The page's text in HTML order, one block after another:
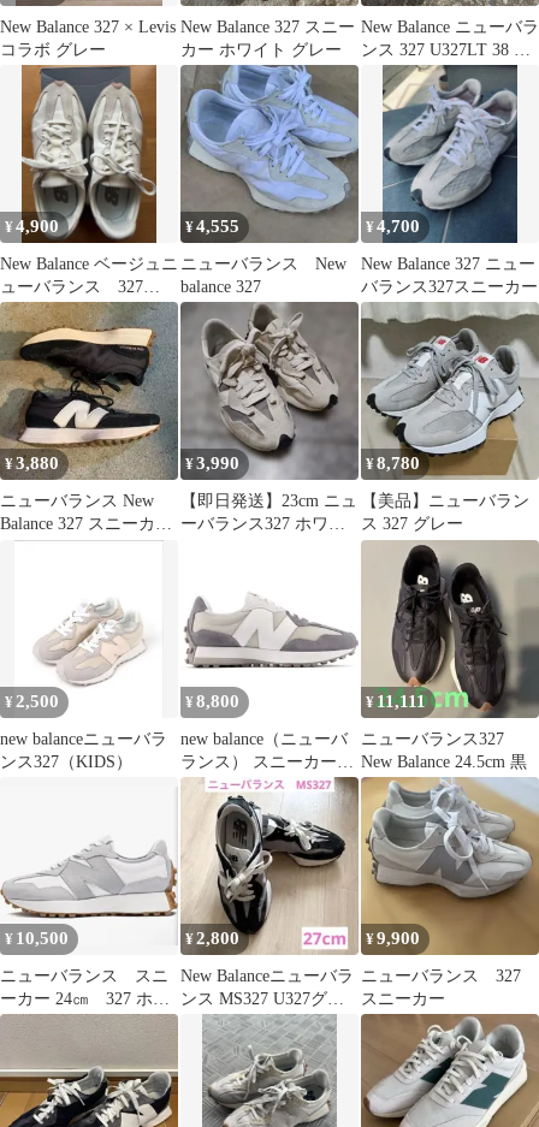
New Balance 327 × Levis
コラボ グレー
New Balance 327 スニー
カー ホワイト グレー
New Balance ニューバラ
ンス 327 U327LT 38 白
グレー
¥4,900
New Balance ベージュニ
ューバランス 327
WS327ANB
¥4,555
ニューバランス New
balance 327
¥4,700
New Balance 327 ニュー
バランス327スニーカー
¥3,880
ニューバランス New
Balance 327 スニーカー
23.5cm
¥3,990
【即日発送】23cm ニュ
ーバランス327 ホワイ
¥8,780
【美品】ニューバラン
ス 327 グレー
¥ 2,500
new balanceニューバラ
ンス327（KIDS）
¥ 8,800
new balance（ニューバ
ランス） スニーカー
327 グレー×ホワイト
¥11,111
ニューバランス327
New Balance 24.5cm 黒
¥ 10,500
ニューバランス スニ
ーカー 24㎝ 327 ホワ
イト シルバー 新品
¥2,800
New Balanceニューバラ
ンス MS327 U327グレ
ー/ブラック
¥9,900
ニューバランス 327
スニーカー